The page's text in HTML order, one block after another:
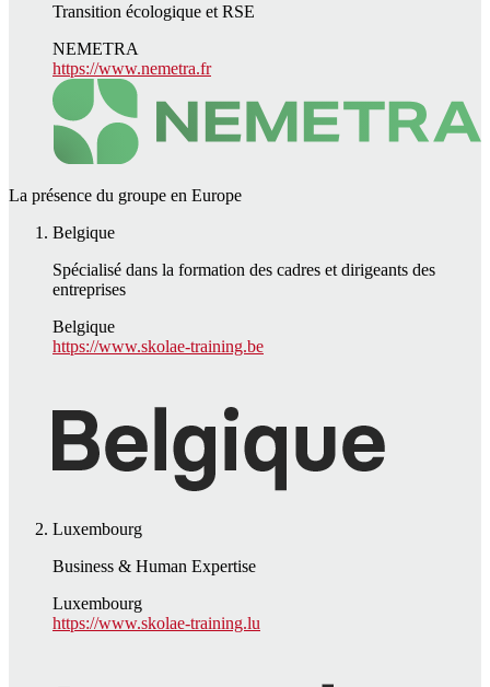
Transition écologique et RSE
NEMETRA
https://www.nemetra.fr
La présence du groupe en Europe
Belgique
Spécialisé dans la formation des cadres et dirigeants des
entreprises
Belgique
https://www.skolae-training.be
Luxembourg
Business & Human Expertise
Luxembourg
https://www.skolae-training.lu